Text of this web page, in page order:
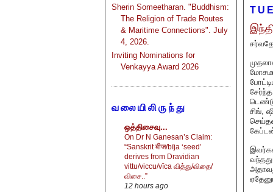
Sherin Someetharan. "Buddhism:
The Religion of Trade Routes
& Maritime Connections". July
4, 2026.
Inviting Nominations for
Venkayya Award 2026
வலையிலிருந்து
ஒத்திசைவு...
On Dr N Ganesan’s Claim:
“Sanskrit बीज/bīja ‘seed’
derives from Dravidian
vittu/viccu/vīca வித்து/விதை/
விசை..”
12 hours ago
சிங்,